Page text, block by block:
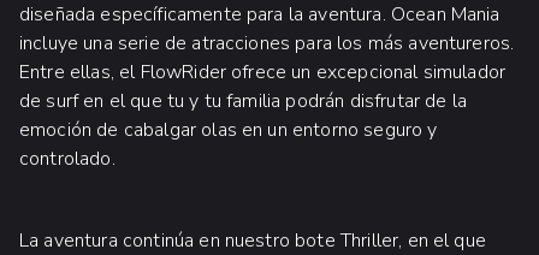
diseñada específicamente para la aventura. Ocean Mania
incluye una serie de atracciones para los más aventureros.
Entre ellas, el FlowRider ofrece un excepcional simulador
de surf en el que tu y tu familia podrán disfrutar de la
emoción de cabalgar olas en un entorno seguro y
controlado.
La aventura continúa en nuestro bote Thriller, en el que